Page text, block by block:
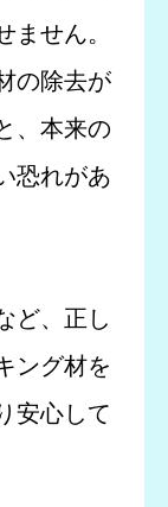
ません。
の除去が
、本来の
恐れがあ
ど、正し
ング材を
安心して